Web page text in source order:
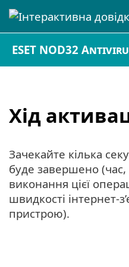
ESET NOD32
Хід
Зачекайте кілька
буде завершено (час,
виконання цієї
швидкості інтернет-
пристрою).